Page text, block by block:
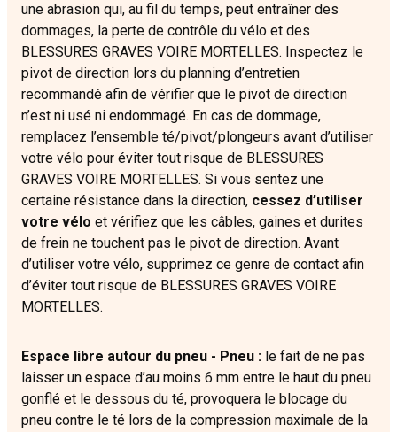
une abrasion qui, au fil du temps, peut entraîner des
dommages, la perte de contrôle du vélo et des
BLESSURES GRAVES VOIRE MORTELLES. Inspectez le
pivot de direction lors du planning d’entretien
recommandé afin de vérifier que le pivot de direction
n’est ni usé ni endommagé. En cas de dommage,
remplacez l’ensemble té/pivot/plongeurs avant d’utiliser
votre vélo pour éviter tout risque de BLESSURES
GRAVES VOIRE MORTELLES. Si vous sentez une
certaine résistance dans la direction, cessez d’utiliser
votre vélo et vérifiez que les câbles, gaines et durites
de frein ne touchent pas le pivot de direction. Avant
d’utiliser votre vélo, supprimez ce genre de contact afin
d’éviter tout risque de BLESSURES GRAVES VOIRE
MORTELLES.
Espace libre autour du pneu - Pneu : le fait de ne pas
laisser un espace d’au moins 6 mm entre le haut du pneu
gonflé et le dessous du té, provoquera le blocage du
pneu contre le té lors de la compression maximale de la